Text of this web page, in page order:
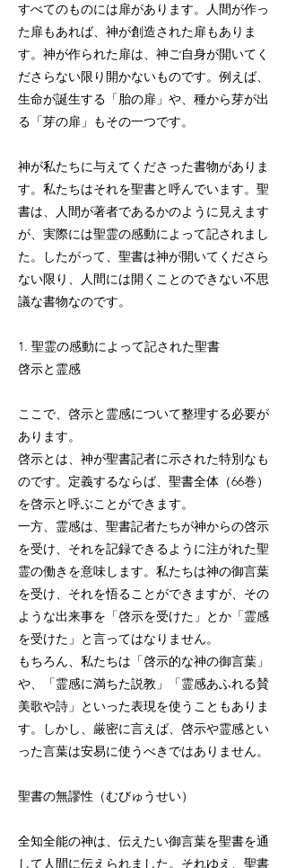
すべてのものには扉があります。人間が作っ
た扉もあれば、神が創造された扉もありま
す。神が作られた扉は、神ご自身が開いてく
ださらない限り開かないものです。例えば、
生命が誕生する「胎の扉」や、種から芽が出
る「芽の扉」もその一つです。
神が私たちに与えてくださった書物がありま
す。私たちはそれを聖書と呼んでいます。聖
書は、人間が著者であるかのように見えます
が、実際には聖霊の感動によって記されまし
た。したがって、聖書は神が開いてくださら
ない限り、人間には開くことのできない不思
議な書物なのです。
1. 聖霊の感動によって記された聖書
啓示と霊感
ここで、啓示と霊感について整理する必要が
あります。
啓示とは、神が聖書記者に示された特別なも
のです。定義するならば、聖書全体（66巻）
を啓示と呼ぶことができます。
一方、霊感は、聖書記者たちが神からの啓示
を受け、それを記録できるように注がれた聖
霊の働きを意味します。私たちは神の御言葉
を受け、それを悟ることができますが、その
ような出来事を「啓示を受けた」とか「霊感
を受けた」と言ってはなりません。
もちろん、私たちは「啓示的な神の御言葉」
や、「霊感に満ちた説教」「霊感あふれる賛
美歌や詩」といった表現を使うこともありま
す。しかし、厳密に言えば、啓示や霊感とい
った言葉は安易に使うべきではありません。
聖書の無謬性（むびゅうせい）
全知全能の神は、伝えたい御言葉を聖書を通
して人間に伝えられました。それゆえ、聖書